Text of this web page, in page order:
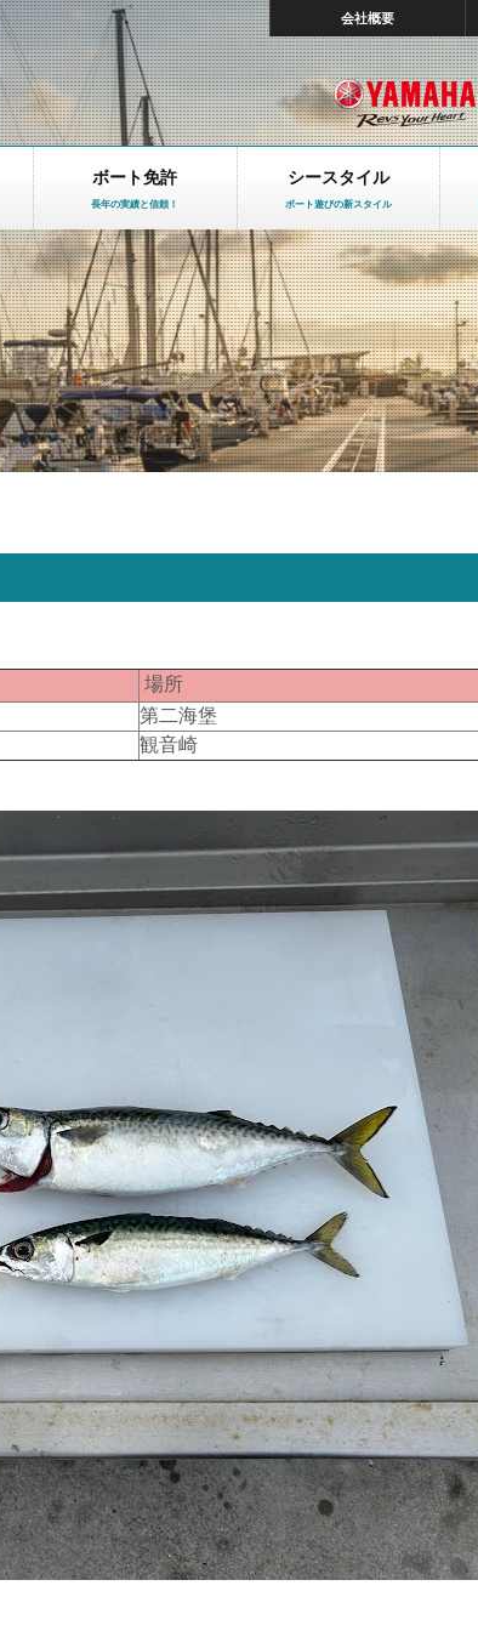
会社概要
ボート免許
長年の実績と信頼！
シースタイル
ボート遊びの新スタイル
場所
第二海堡
観音崎